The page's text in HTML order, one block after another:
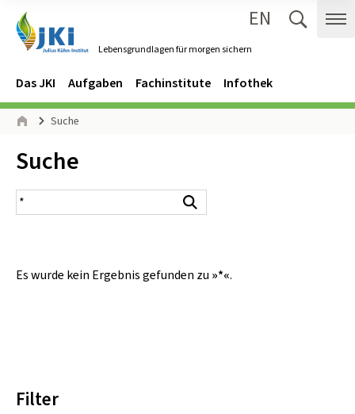
Lebensgrundlagen für morgen sichern
EN
Navigation
Hauptmenü
Das JKI Aufgaben Fachinstitute Infothek
Seitenpfad
Suche
Inhalt:
Suche
Suchergebnis
Es wurde kein Ergebnis gefunden zu »*«.
Filter